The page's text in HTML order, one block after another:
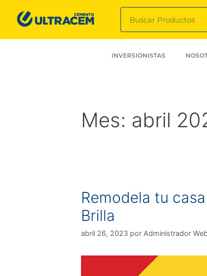
INVERSIONISTAS
Mes: abril
Remodela tu
Brilla
abril 26, 2023 por Administrador